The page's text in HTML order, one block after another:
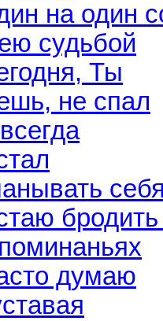
на один
судьбой
Ты
не спал
думаю